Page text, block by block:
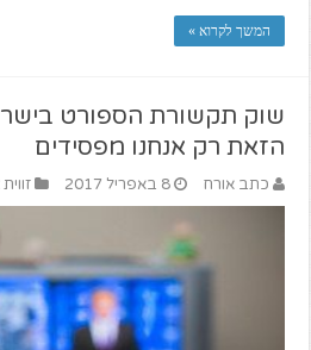
המשך לקרוא »
שוק תקשורת הספורט
הזאת רק אנחנו מפסידים
כתב אורח 8 באפריל 2017